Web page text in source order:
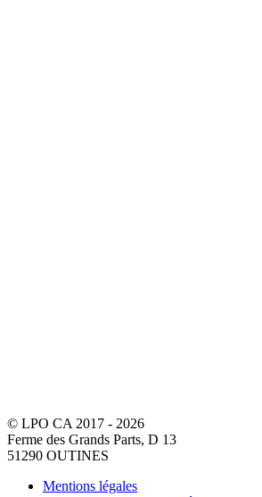
© LPO CA 2017 - 2026
Ferme des Grands Parts, D 13
51290 OUTINES
Mentions légales